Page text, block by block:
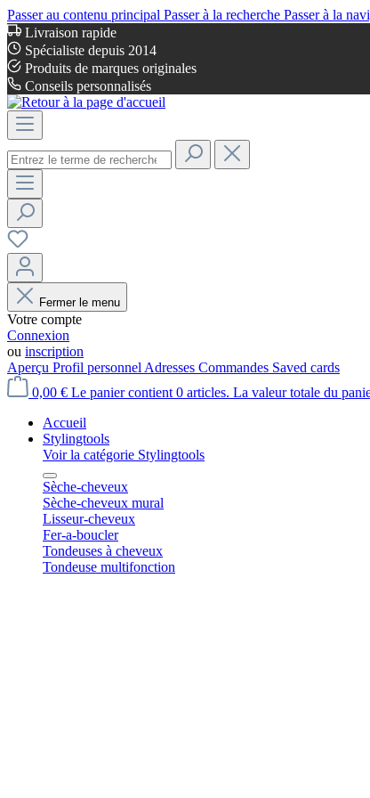
Passer au contenu principal Passer à la recherche Passer à la
Livraison rapide
Spécialiste depuis 2014
Produits de marques originales
Conseils personnalisés
Fermer le menu
Votre compte
Connexion
ou inscription
Aperçu Profil personnel Adresses Commandes Saved cards
0,00 € Le panier contient 0 articles. La valeur totale du
Accueil
Stylingtools
Voir la catégorie Stylingtools
Sèche-cheveux
Sèche-cheveux mural
Lisseur-cheveux
Fer-a-boucler
Tondeuses à cheveux
Tondeuse multifonction